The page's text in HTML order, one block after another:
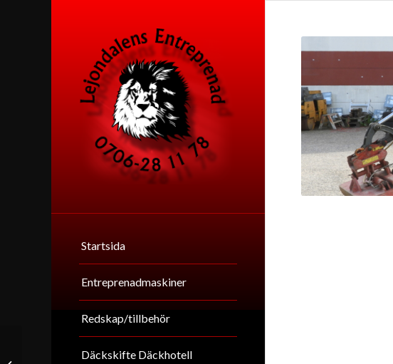
Startsida
Entreprenadmaskiner
Redskap/tillbehör
Däckskifte Däckhotell